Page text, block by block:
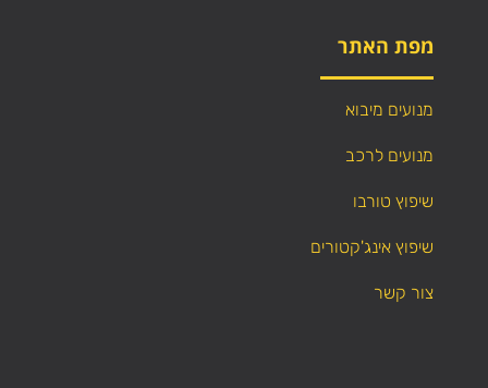
מפת האתר
מנועים מיבוא
מנועים לרכב
שיפוץ טורבו
שיפוץ אינג'קטורים
צור קשר